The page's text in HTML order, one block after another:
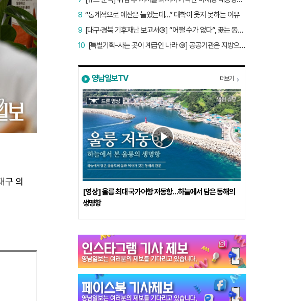
구 의
“통계적으로 예산은 늘었는데…” 대학이 웃지 못하는 이유
8
[대구·경북 기후재난 보고서③] “어쩔 수가 없다”, 끓는 동해…‘절멸 위기’ 경북 수산업
9
[특별기획-사는 곳이 계급인 나라 ⑨] 공공기관은 지방으로 왔지만, 그들이 사는 곳은 서울이었다
10
영남일보TV 더보기
[영상] 울릉 최대 국가어항 저동항…하늘에서 담은 동해의
생명항